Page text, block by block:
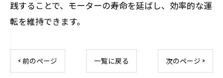
践することで、モーターの寿命を延ばし、効率的な運
転を維持できます。
< 前のページ 一覧に戻る 次のページ >